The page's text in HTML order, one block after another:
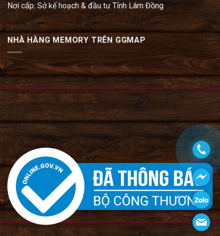
Nơi cấp: Sở kế hoạch & đầu tư Tỉnh Lâm Đồng
NHÀ HÀNG MEMORY TRÊN GGMAP